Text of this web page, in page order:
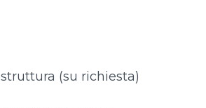
(su richiesta)